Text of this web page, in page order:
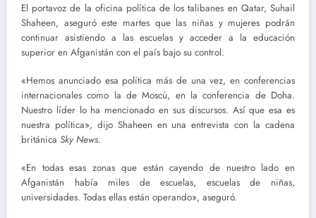
El portavoz de la oficina política de los talibanes en Qatar, Suhail
Shaheen, aseguró este martes que las niñas y mujeres podrán
continuar asistiendo a las escuelas y acceder a la educación
superior en Afganistán con el país bajo su control.
«Hemos anunciado esa política más de una vez, en conferencias
internacionales como la de Moscú, en la conferencia de Doha.
Nuestro líder lo ha mencionado en sus discursos. Así que esa es
nuestra política», dijo Shaheen en una entrevista con la cadena
británica Sky News.
«En todas esas zonas que están cayendo de nuestro lado en
Afganistán había miles de escuelas, escuelas de niñas,
universidades. Todas ellas están operando», aseguró.